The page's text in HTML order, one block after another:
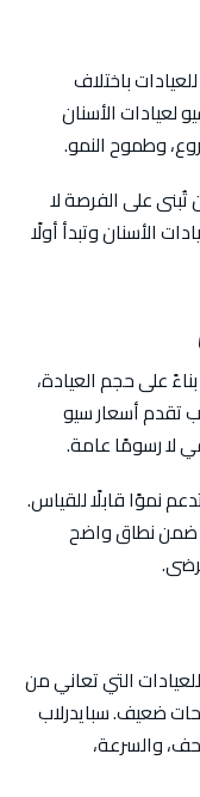
باختلاف
لعيادات الأسنان
وطموح النمو.
على الفرصة لا
الأسنان وتبدأ أولًا
على حجم العيادة،
تقدم أسعار سيو
لا رسومًا عامة.
نموًا قابلًا للقياس.
ضمن نطاق واضح
التي تعاني من
ضعيف. سبايدرلاب
والسرعة،